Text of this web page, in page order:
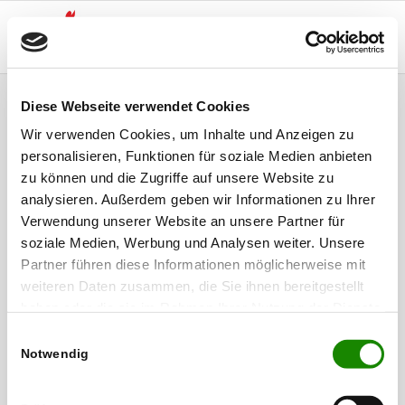
Diese Webseite verwendet Cookies
Wir verwenden Cookies, um Inhalte und Anzeigen zu
personalisieren, Funktionen für soziale Medien anbieten
zu können und die Zugriffe auf unsere Website zu
analysieren. Außerdem geben wir Informationen zu Ihrer
Verwendung unserer Website an unsere Partner für
soziale Medien, Werbung und Analysen weiter. Unsere
Partner führen diese Informationen möglicherweise mit
weiteren Daten zusammen, die Sie ihnen bereitgestellt
Notwendig
Holzgerlingen
Zurück zurHauptkategorie